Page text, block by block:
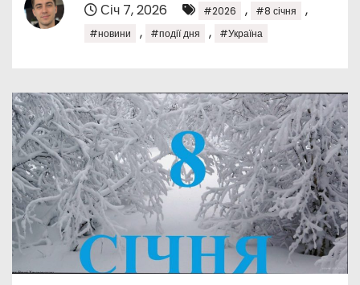
Січ 7, 2026 #2026 , #8 січня ,
#новини , #події дня , #Україна